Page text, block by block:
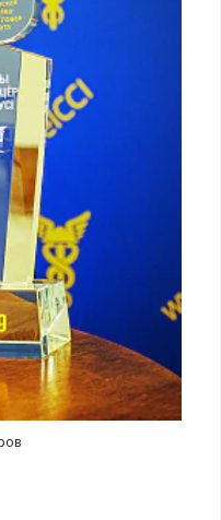
«Лучший экспортер